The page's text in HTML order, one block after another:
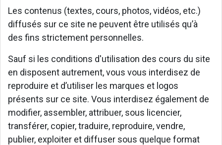
Les contenus (textes, cours, photos, vidéos, etc.)
diffusés sur ce site ne peuvent être utilisés qu’à
des fins strictement personnelles.
Sauf si les conditions d'utilisation des cours du site
en disposent autrement, vous vous interdisez de
reproduire et d’utiliser les marques et logos
présents sur ce site. Vous interdisez également de
modifier, assembler, attribuer, sous licencier,
transférer, copier, traduire, reproduire, vendre,
publier, exploiter et diffuser sous quelque format